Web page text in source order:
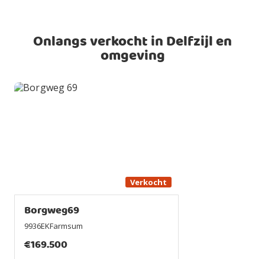
Onlangs verkocht in Delfzijl en
omgeving
Verkocht
Borgweg69
9936EKFarmsum
€169.500